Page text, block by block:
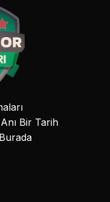
Bir Tarih